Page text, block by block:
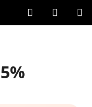
Hľadať
KOŠÍK